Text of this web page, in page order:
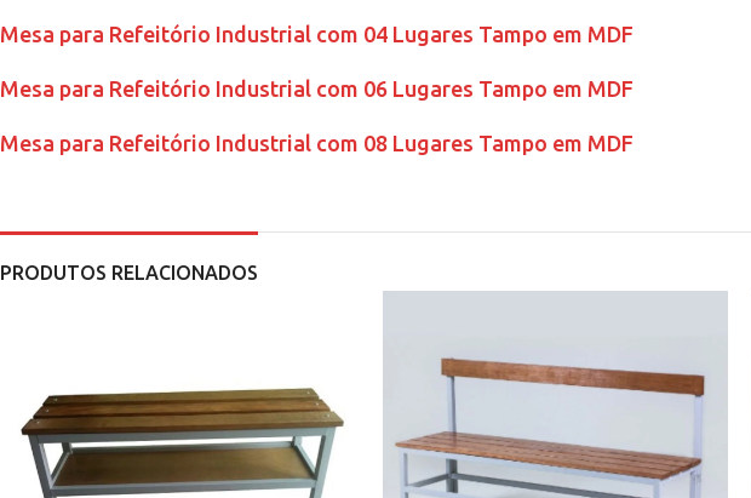
Mesa para Refeitório Industrial com 04 Lugares Tampo em MDF
Mesa para Refeitório Industrial com 06 Lugares Tampo em MDF
Mesa para Refeitório Industrial com 08 Lugares Tampo em MDF
PRODUTOS RELACIONADOS